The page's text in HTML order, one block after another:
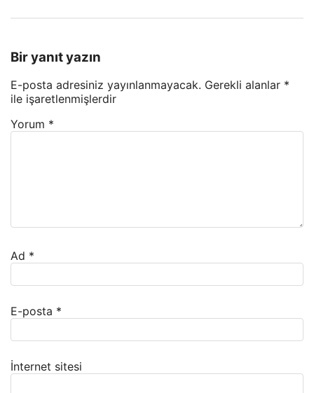
Bir yanıt yazın
E-posta adresiniz yayınlanmayacak. Gerekli alanlar *
ile işaretlenmişlerdir
Yorum *
Ad *
E-posta *
İnternet sitesi